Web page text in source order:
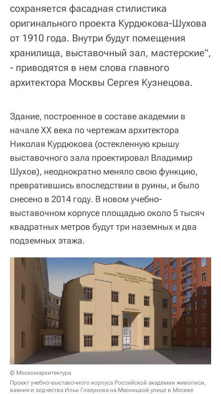
сохраняется фасадная стилистика
оригинального проекта Курдюкова-Шухова
от 1910 года. Внутри будут помещения
хранилища, выставочный зал, мастерские",
- приводятся в нем слова главного
архитектора Москвы Сергея Кузнецова.
Здание, построенное в составе академии в
начале XX века по чертежам архитектора
Николая Курдюкова (остекленную крышу
выставочного зала проектировал Владимир
Шухов), неоднократно меняло свою функцию,
превратившись впоследствии в руины, и было
снесено в 2014 году. В новом учебно-
выставочном корпусе площадью около 5 тысяч
квадратных метров будут три наземных и два
подземных этажа.
© Москомархитектура
Проект учебно-выставочного корпуса Российской академии живописи,
ваяния и зодчества Ильи Глазунова на Мясницкой улице в Москве